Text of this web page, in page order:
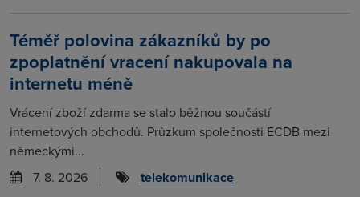
Téměř polovina zákazníků by po
zpoplatnění vracení nakupovala na
internetu méně
Vrácení zboží zdarma se stalo běžnou součástí
internetových obchodů. Průzkum společnosti ECDB mezi
německými...
7. 8. 2026
telekomunikace